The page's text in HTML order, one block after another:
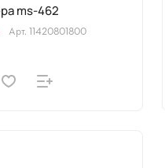
Корпус стартера ms-462
Арт. 11420801800